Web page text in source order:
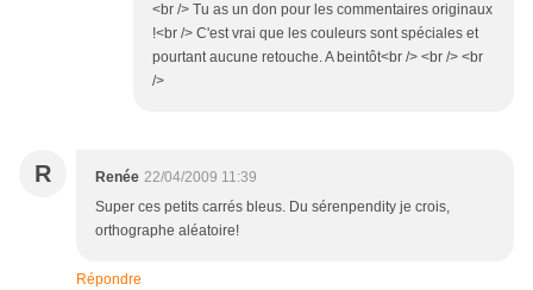
<br /> Tu as un don pour les commentaires originaux
!<br /> C'est vrai que les couleurs sont spéciales et
pourtant aucune retouche. A beintôt<br /> <br /> <br
/>
R Renée 22/04/2009 11:39
Super ces petits carrés bleus. Du sérenpendity je crois,
orthographe aléatoire!
Répondre